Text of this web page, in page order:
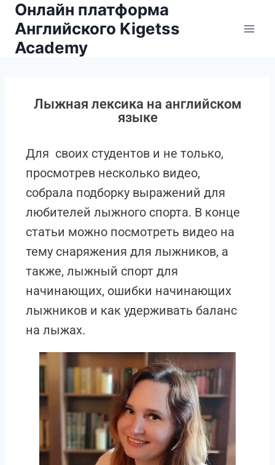
Онлайн платформа
Английского Kigetss
Academy
Лыжная лексика на английском
языке
Для своих студентов и не только,
просмотрев несколько видео,
собрала подборку выражений для
любителей лыжного спорта. В конце
статьи можно посмотреть видео на
тему снаряжения для лыжников, а
также, лыжный спорт для
начинающих, ошибки начинающих
лыжников и как удерживать баланс
на лыжах.